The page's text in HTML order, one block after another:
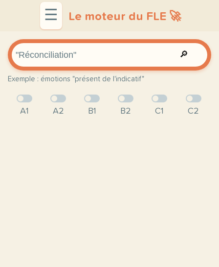
☰ Le moteur du FLE 🚀
🔎
Exemple : émotions "présent de l'indicatif"
A1 A2 B1 B2 C1 C2